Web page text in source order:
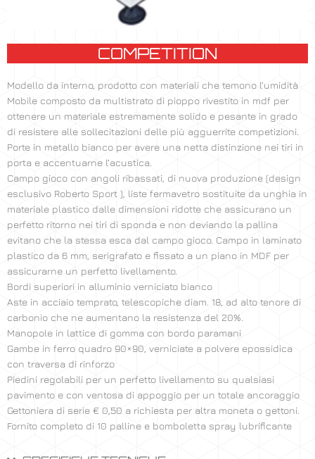
COMPETITION
Modello da interno, prodotto con materiali che temono l’umidità
Mobile composto da multistrato di pioppo rivestito in mdf per
ottenere un materiale estremamente solido e pesante in grado
di resistere alle sollecitazioni delle più agguerrite competizioni.
Porte in metallo bianco per avere una netta distinzione nei tiri in
porta e accentuarne l’acustica.
Campo gioco con angoli ribassati, di nuova produzione (design
esclusivo Roberto Sport ), liste fermavetro sostituite da unghia in
materiale plastico dalle dimensioni ridotte che assicurano un
perfetto ritorno nei tiri di sponda e non deviando la pallina
evitano che la stessa esca dal campo gioco. Campo in laminato
plastico da 6 mm, serigrafato e fissato a un piano in MDF per
assicurarne un perfetto livellamento.
Bordi superiori in alluminio verniciato bianco
Aste in acciaio temprato, telescopiche diam. 18, ad alto tenore di
carbonio che ne aumentano la resistenza del 20%.
Manopole in lattice di gomma con bordo paramani
Gambe in ferro quadro 90×90, verniciate a polvere epossidica
con traversa di rinforzo
Piedini regolabili per un perfetto livellamento su qualsiasi
pavimento e con ventosa di appoggio per un totale ancoraggio
Gettoniera di serie € 0,50 a richiesta per altra moneta o gettoni.
Fornito completo di 10 palline e bomboletta spray lubrificante